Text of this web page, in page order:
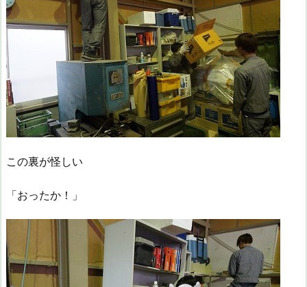
この裏が怪しい
「おったか！」